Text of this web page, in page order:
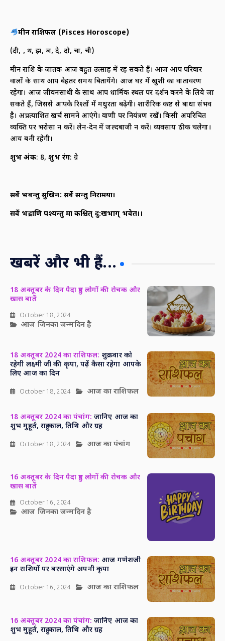
मीन राशिफल (Pisces Horoscope)
(दी, दू, थ, झ, ञ, दे, दो, चा, ची)
मीन राशि के जातक आज बहुत उत्साह में रह सकते हैं। आज आप परिवार
वालों के साथ आप बेहतर समय बितायेंगे। आज घऱ में खुशी का वातावरण
रहेगा। आज जीवनसाथी के साथ आप धार्मिक स्थल पर दर्शन करने के लिये जा
सकते हैं, जिससे आपके रिश्तों में मधुरता बढ़ेगी। शारीरिक कष्ट से बाधा संभव
है। अप्रत्याशित खर्च सामने आएंगे। वाणी पर नियंत्रण रखें। किसी अपरिचित
व्यक्ति पर भरोसा न करें। लेन-देन में जल्दबाजी न करें। व्यवसाय ठीक चलेगा।
आय बनी रहेगी।
शुभ अंक: 8,शुभ रंग: ग्रे
सर्वे भवन्तु सुखिन: सर्वे सन्तु निरामया।
सर्वे भद्राणि पश्यन्तु मा कश्चित् दु:खभाग् भवेत।।
खबरें और भी हैं...
18 अक्तूबर के दिन पैदा हुए लोगों की रोचक और
खास बातें
October 18, 2024
आज जिनका जन्मदिन है
18 अक्तूबर 2024 का राशिफल: शुक्रवार को
रहेगी लक्ष्मी जी की कृपा, पढ़ें कैसा रहेगा आपके
लिए आज का दिन
October 18, 2024 आज का राशिफल
18 अक्तूबर 2024 का पंचांग: जानिए आज का
शुभ मुहूर्त, राहु काल, तिथि और ग्रह
October 18, 2024 आज का पंचांग
16 अक्तूबर के दिन पैदा हुए लोगों की रोचक और
खास बातें
October 16, 2024
आज जिनका जन्मदिन है
16 अक्तूबर 2024 का राशिफल: आज गणेशजी
इन राशियों पर बरसाएंगे अपनी कृपा
October 16, 2024 आज का राशिफल
16 अक्तूबर 2024 का पंचांग: जानिए आज का
शुभ मुहूर्त, राहु काल, तिथि और ग्रह